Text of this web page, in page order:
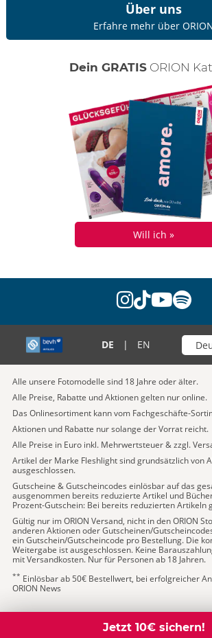
Über uns
Erfahre mehr über
Dein GRATIS ORION
Will ich »
instagram
tiktok
youtube
DE | EN
Alle unsere Fotomodelle sind 18 Jahre oder älter.
Alle Preise, Rabatte und Aktionen gelten nur online.
Das Onlinesortiment kann vom Fachgeschäfte-
Aktionen und Rabatte nur solange der Vorrat reicht.
Alle Preise in Euro inkl. Mehrwertsteuer & zzgl.
Artikel der Marke Fleshlight sind grundsätzlich von
ausgeschlossen.
Gutscheine & Gutscheincodes einlösbar auf das
ausgenommen bereits reduzierte Artikel und
Prozent-Gutschein: Bei bereits reduzierten Artikeln
Gültig nur im ORION Versand, nicht in den ORION
anderen Aktionen oder Gutscheinen/
ein Gutschein/Gutscheincode pro Bestellung. Die
Weitergabe ist ausgeschlossen. Keine
mit Versandkosten. Nur für Personen ab 18 Jahren.
** Einlösbar ab 50€ Bestellwert, bei erfolgreicher
ORION News
Jetzt 10€ sichern!